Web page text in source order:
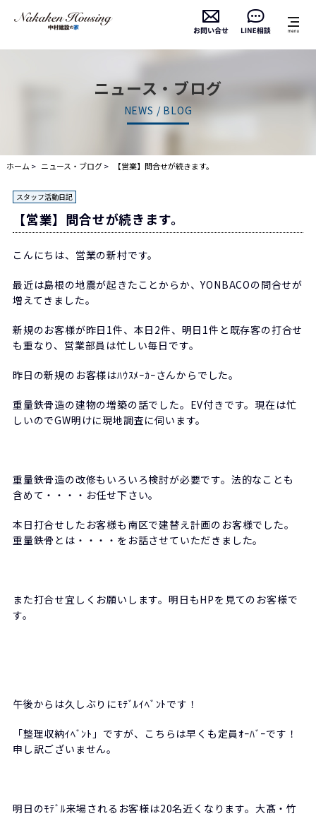
ニュース・ブログ
NEWS / BLOG
ホーム ニュース・ブログ 【営業】問合せが続きます。
スタッフ活動日記
【営業】問合せが続きます。
こんにちは、営業の新村です。
最近は島根の地震が起きたことからか、YONBACOの問合せが
増えてきました。
新規のお客様が昨日1件、本日2件、明日1件と既存客の打合せ
も重なり、営業部員は忙しい毎日です。
昨日の新規のお客様はﾊｳｽﾒｰｶｰさんからでした。
重量鉄骨造の建物の増築の話でした。EV付きです。現在は忙
しいのでGW明けに現地調査に伺います。
重量鉄骨造の改修もいろいろ検討が必要です。法的なことも
含めて・・・・お任せ下さい。
本日打合せしたお客様も南区で建替え計画のお客様でした。
重量鉄骨とは・・・・をお話させていただきました。
また打合せ宜しくお願いします。明日もHPを見てのお客様で
す。
午後からは久しぶりにﾓﾃﾞﾙｲﾍﾞﾝﾄです！
「整理収納ｲﾍﾞﾝﾄ」ですが、こちらは早くも定員ｵｰﾊﾞｰです！
申し訳ございません。
明日のﾓﾃﾞﾙ来場されるお客様は20名近くなります。大髙・竹